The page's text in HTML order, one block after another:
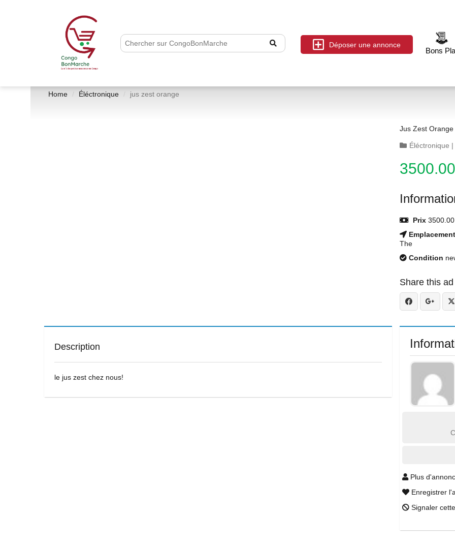
Déposer une annonce
Bons
Home Éléctronique jus zest orange
Jus Zest Orange
Éléctronique |
3500.00
Prix 3500.00
Emplacement
The
Condition
Share this ad
Description
le jus zest chez nous!
Plus
Enregistrer
Signaler